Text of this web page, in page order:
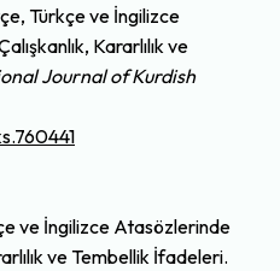
Türkçe ve İngilizce
Kararlılık ve
Journal of Kurdish
ve İngilizce Atasözlerinde
ve Tembellik İfadeleri.